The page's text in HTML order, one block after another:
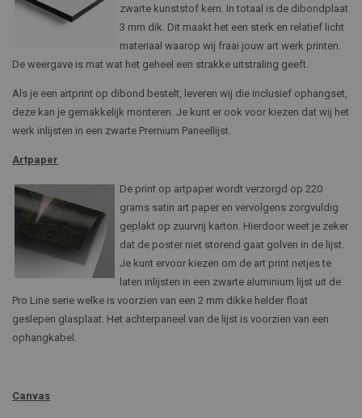
zwarte kunststof kern. In totaal is de dibondplaat
3 mm dik. Dit maakt het een sterk en relatief licht
materiaal waarop wij fraai jouw art werk printen.
De weergave is mat wat het geheel een strakke uitstraling geeft.
Als je een artprint op dibond bestelt, leveren wij die inclusief ophangset,
deze kan je gemakkelijk monteren. Je kunt er ook voor kiezen dat wij het
werk inlijsten in een zwarte Premium Paneellijst.
Artpaper
De print op artpaper wordt verzorgd op 220
grams satin art paper en vervolgens zorgvuldig
geplakt op zuurvrij karton. Hierdoor weet je zeker
dat de poster niet storend gaat golven in de lijst.
Je kunt ervoor kiezen om de art print netjes te
laten inlijsten in een zwarte aluminium lijst uit de
Pro Line serie welke is voorzien van een 2 mm dikke helder float
geslepen glasplaat. Het achterpaneel van de lijst is voorzien van een
ophangkabel.
Canvas